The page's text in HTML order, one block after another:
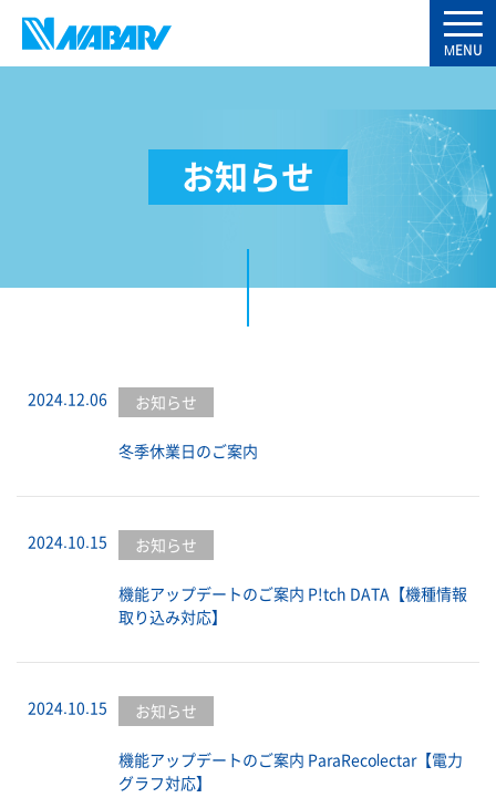
お知らせ
2024.12.06 お知らせ
冬季休業日のご案内
2024.10.15 お知らせ
機能アップデートのご案内 P!tch DATA【機種情報
取り込み対応】
2024.10.15 お知らせ
機能アップデートのご案内 ParaRecolectar【電力
グラフ対応】